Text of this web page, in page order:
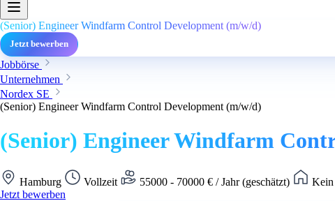
(Senior) Engineer Windfarm Control Development (m/w/d)
Jetzt bewerben
Jobbörse
Unternehmen
Nordex SE
(Senior) Engineer Windfarm Control Development (m/w/d)
(Senior) Engineer Windfarm
Hamburg Vollzeit 55000 - 70000 € / Jahr (geschätzt)
Kein
Jetzt bewerben